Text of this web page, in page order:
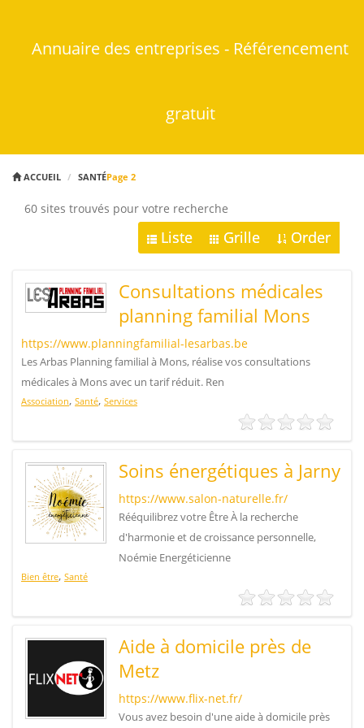
Annuaire des entreprises - Référencement
gratuit
ACCUEIL SANTÉPage 2
60 sites trouvés pour votre recherche
Liste Grille Order
Consultations médicales
planning familial Mons
https://www.planningfamilial-lesarbas.be
Les Arbas Planning familial à Mons, réalise vos consultations
médicales à Mons avec un tarif réduit. Ren
Association, Santé, Services
Soins énergétiques à Jarny
https://www.salon-naturelle.fr/
Rééquilibrez votre Être À la recherche
d'harmonie et de croissance personnelle,
Noémie Energéticienne
Bien être, Santé
Aide à domicile près de
Metz
https://www.flix-net.fr/
Vous avez besoin d'une aide à domicile près